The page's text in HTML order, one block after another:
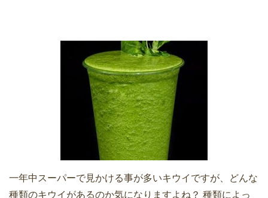
一年中スーパーで見かける事が多いキウイですが、どんな
種類のキウイがあるのか気になりますよね？ 種類によっ